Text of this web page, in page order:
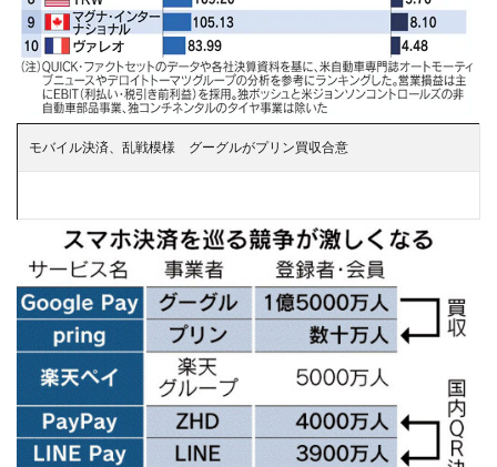
モバイル決済、乱戦模様 グーグルがプリン買収合意